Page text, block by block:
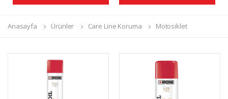
Anasayfa Ürünler Care Line Koruma Motosiklet